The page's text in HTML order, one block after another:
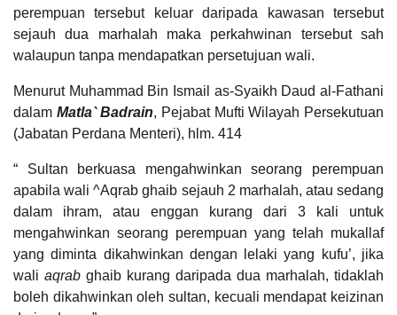
perempuan tersebut keluar daripada kawasan tersebut
sejauh dua marhalah maka perkahwinan tersebut sah
walaupun tanpa mendapatkan persetujuan wali.
Menurut Muhammad Bin Ismail as-Syaikh Daud al-Fathani
dalam Matla` Badrain, Pejabat Mufti Wilayah Persekutuan
(Jabatan Perdana Menteri), hlm. 414
“ Sultan berkuasa mengahwinkan seorang perempuan
apabila wali ^Aqrab ghaib sejauh 2 marhalah, atau sedang
dalam ihram, atau enggan kurang dari 3 kali untuk
mengahwinkan seorang perempuan yang telah mukallaf
yang diminta dikahwinkan dengan lelaki yang kufu’, jika
wali aqrab ghaib kurang daripada dua marhalah, tidaklah
boleh dikahwinkan oleh sultan, kecuali mendapat keizinan